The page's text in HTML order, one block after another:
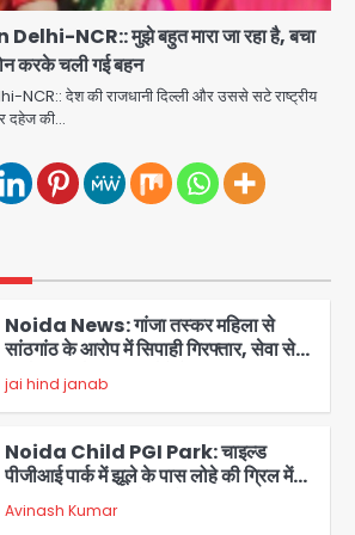
NCR:: मुझे बहुत मारा जा रहा है, बचा
करके चली गई बहन
देश की राजधानी दिल्ली और उससे सटे राष्ट्रीय
दहेज की…
नोएडा में IPS अधिकारी बनकर बुजुर्ग को किया
डिजिटल अरेस्ट, 22 लाख रुपये की ठगी
jai hind janab
Noida Authority: जांच के घेरे में प्लानिंग
Noida News: गांजा तस्कर महिला से
सांठगांठ के आरोप में सिपाही गिरफ्तार, सेवा से
बर्खास्त, कई पुलिसकर्मियों में डर
jai hind janab
Noida Child PGI Park: चाइल्ड
पीजीआई पार्क में झूले के पास लोहे की ग्रिल में
उतरा करंट, 7 साल के बच्चे की हालत गंभीर,
बिजली विभाग पर लापरवाही का आरोप
Avinash Kumar